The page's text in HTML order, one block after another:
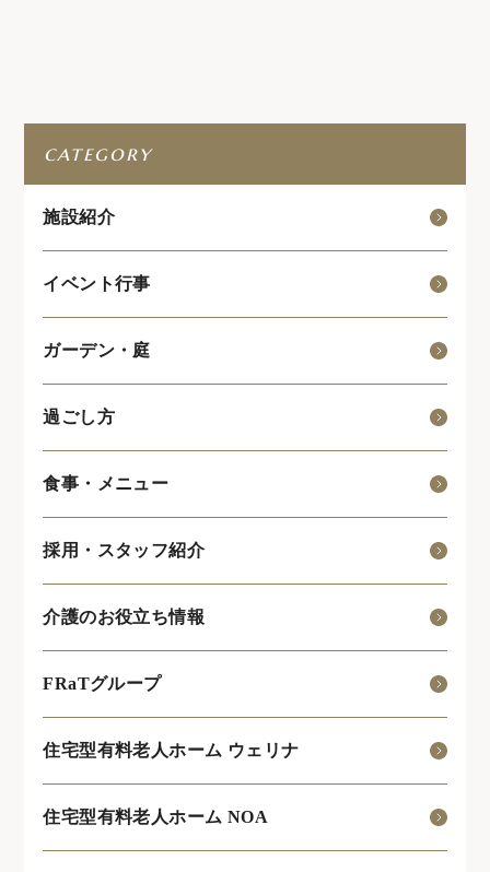
category
施設紹介
イベント行事
ガーデン・庭
過ごし方
食事・メニュー
採用・スタッフ紹介
介護のお役立ち情報
FRaTグループ
住宅型有料老人ホーム ウェリナ
住宅型有料老人ホーム NOA